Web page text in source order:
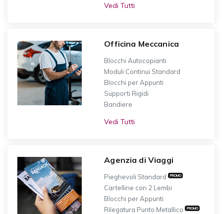
Vedi Tutti
Officina Meccanica
Blocchi Autocopianti
Moduli Continui Standard
Blocchi per Appunti
Supporti Rigidi
Bandiere
Vedi Tutti
Agenzia di Viaggi
Pieghevoli Standard PROMO
Cartelline con 2 Lembi
Blocchi per Appunti
Rilegatura Punto Metallico
PROMO